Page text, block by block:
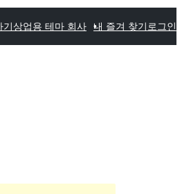
기상업용 테마 회사 내 즐겨 찾기 로그인